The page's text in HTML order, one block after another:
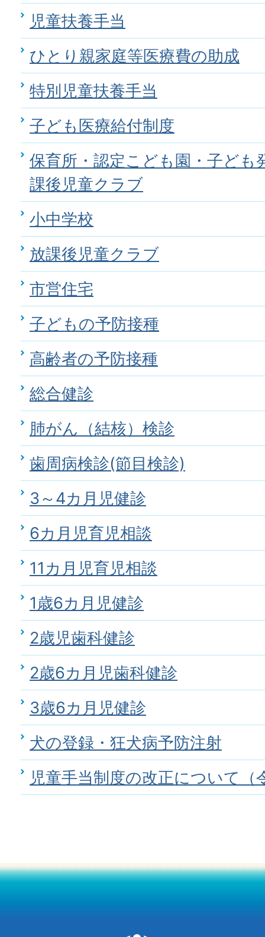
児童扶養手当
ひとり親家庭等医療費の助成
特別児童扶養手当
子ども医療給付制度
保育所・認定こども園・子ども
課後児童クラブ
小中学校
放課後児童クラブ
市営住宅
子どもの予防接種
高齢者の予防接種
総合健診
肺がん（結核）検診
歯周病検診(節目検診)
3～4カ月児健診
6カ月児育児相談
11カ月児育児相談
1歳6カ月児健診
2歳児歯科健診
2歳6カ月児歯科健診
3歳6カ月児健診
犬の登録・狂犬病予防注射
児童手当制度の改正について（